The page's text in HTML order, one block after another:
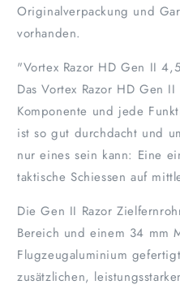
Originalverpackung und
vorhanden.
"Vortex Razor HD Gen II
Das Vortex Razor HD Gen
Komponente und jede
ist so gut durchdacht und
nur eines sein kann: Eine
taktische Schiessen auf
Die Gen II Razor
Bereich und einem 34 mm
Flugzeugaluminium
zusätzlichen,